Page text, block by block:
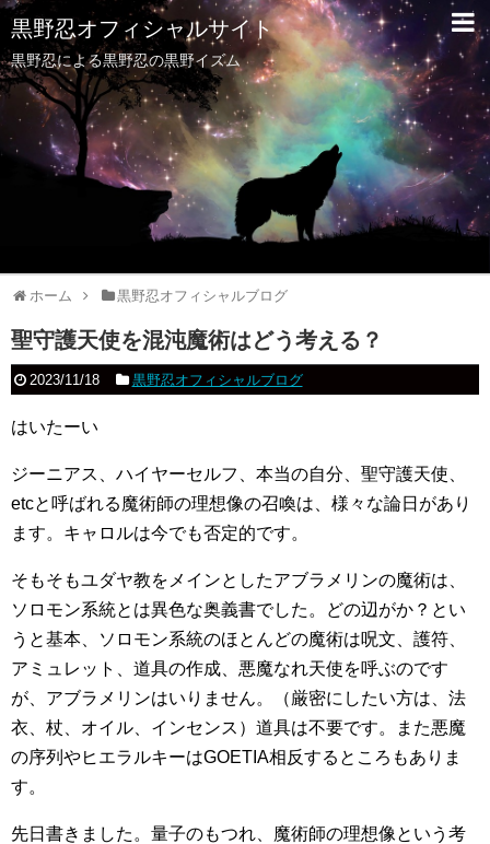
黒野忍オフィシャルサイト
黒野忍による黒野忍の黒野イズム
ホーム 黒野忍オフィシャルブログ
聖守護天使を混沌魔術はどう考える？
2023/11/18 黒野忍オフィシャルブログ
はいたーい
ジーニアス、ハイヤーセルフ、本当の自分、聖守護天使、
etcと呼ばれる魔術師の理想像の召喚は、様々な論日があり
ます。キャロルは今でも否定的です。
そもそもユダヤ教をメインとしたアブラメリンの魔術は、
ソロモン系統とは異色な奥義書でした。どの辺がか？とい
うと基本、ソロモン系統のほとんどの魔術は呪文、護符、
アミュレット、道具の作成、悪魔なれ天使を呼ぶのです
が、アブラメリンはいりません。（厳密にしたい方は、法
衣、杖、オイル、インセンス）道具は不要です。また悪魔
の序列やヒエラルキーはGOETIA相反するところもありま
す。
先日書きました。量子のもつれ、魔術師の理想像という考